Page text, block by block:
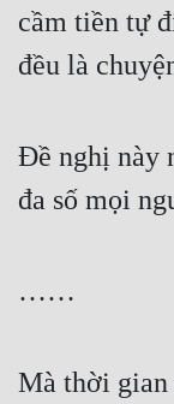
cầm tiền tự
đều là
Đề nghị này
đa số mọi
……
Mà thời gian